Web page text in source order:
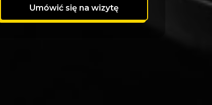
Umówić się na wizytę